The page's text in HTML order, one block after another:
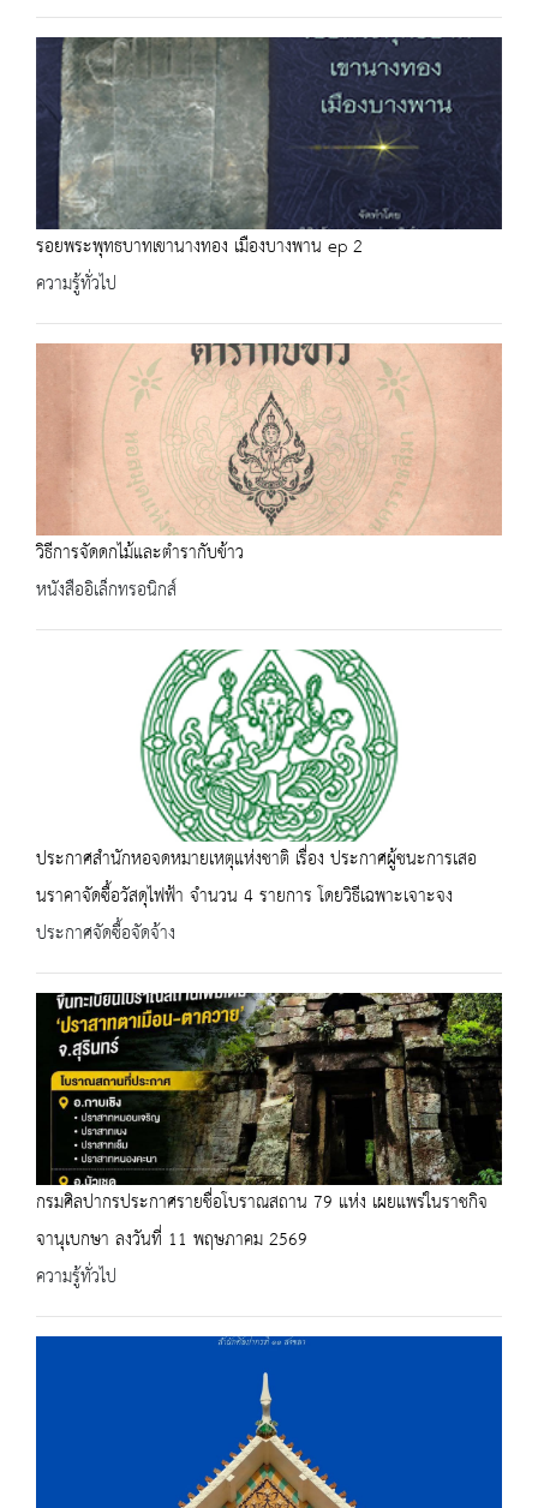
รอยพระพุทธบาทเขานางทอง เมืองบางพาน ep 2
ความรู้ทั่วไป
วิธีการจัดดกไม้และตำรากับข้าว
หนังสืออิเล็กทรอนิกส์
ประกาศสำนักหอจดหมายเหตุแห่งชาติ เรื่อง ประกาศผู้ชนะการเสอ
นราคาจัดซื้อวัสดุไฟฟ้า จำนวน 4 รายการ โดยวิธีเฉพาะเจาะจง
ประกาศจัดซื้อจัดจ้าง
กรมศิลปากรประกาศรายชื่อโบราณสถาน 79 แห่ง เผยแพร่ในราชกิจ
จานุเบกษา ลงวันที่ 11 พฤษภาคม 2569
ความรู้ทั่วไป